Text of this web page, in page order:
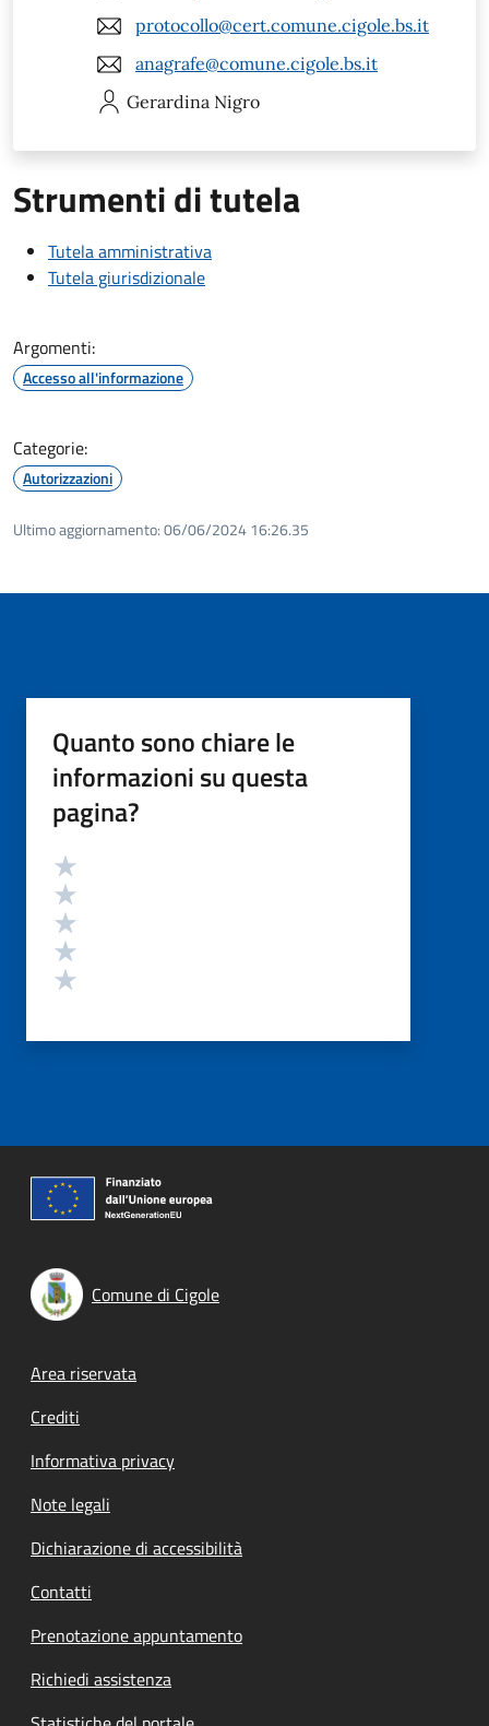
protocollo@cert.comune.cigole.bs.it
anagrafe@comune.cigole.bs.it
Gerardina Nigro
Strumenti di tutela
Tutela amministrativa
Tutela giurisdizionale
Argomenti:
Accesso all'informazione
Categorie:
Autorizzazioni
Ultimo aggiornamento:06/06/2024 16:26.35
Quanto sono chiare le
informazioni su questa
pagina?
Valutazione
Comune di Cigole
Footer menu
Area riservata
Crediti
Informativa privacy
Note legali
Dichiarazione di accessibilità
Contatti
Prenotazione appuntamento
Richiedi assistenza